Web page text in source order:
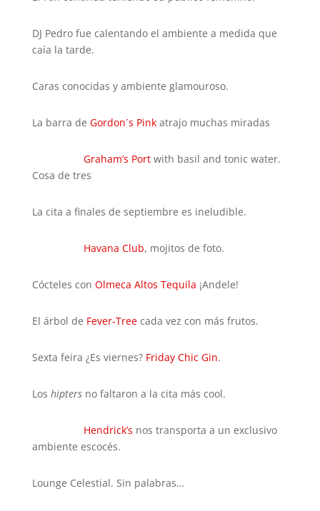
DJ Pedro fue calentando el ambiente a medida que
caía la tarde.
Caras conocidas y ambiente glamouroso.
La barra de Gordon´s Pinkatrajo muchas miradas
Graham’s Portwith basil and tonic water.
Cosa de tres
La cita a finales de septiembre es ineludible.
Havana Club, mojitos de foto.
Cócteles con Olmeca Altos Tequila ¡Andele!
El árbol de Fever-Tree cada vez con más frutos.
Sexta feira ¿Es viernes? Friday Chic Gin.
Los hipters no faltaron a la cita más cool.
Hendrick’s nos transporta a un exclusivo
ambiente escocés.
Lounge Celestial. Sin palabras…